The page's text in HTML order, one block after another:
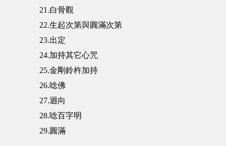
21.白骨觀
22.生起次第與圓滿次第
23.出定
24.加持其它心咒
25.金剛鈴杵加持
26.唸佛
27.迴向
28.唸百字明
29.圓滿